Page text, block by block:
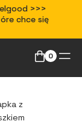
>>>
chce się
0
z